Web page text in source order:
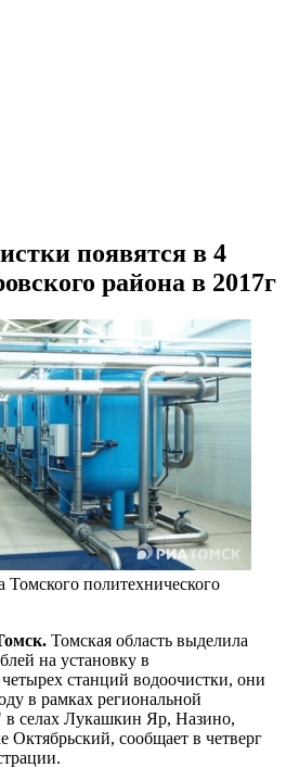
появятся в 4
района в 2017г
политехнического
Томская область выделила
на установку в
станций водоочистки, они
в рамках региональной
селах Лукашкин Яр, Назино,
Октябрьский, сообщает в четверг